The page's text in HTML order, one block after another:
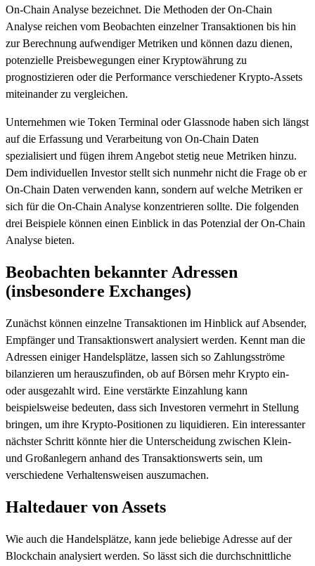
On-Chain Analyse bezeichnet. Die Methoden der On-Chain
Analyse reichen vom Beobachten einzelner Transaktionen bis hin
zur Berechnung aufwendiger Metriken und können dazu dienen,
potenzielle Preisbewegungen einer Kryptowährung zu
prognostizieren oder die Performance verschiedener Krypto-Assets
miteinander zu vergleichen.
Unternehmen wie Token Terminal oder Glassnode haben sich längst
auf die Erfassung und Verarbeitung von On-Chain Daten
spezialisiert und fügen ihrem Angebot stetig neue Metriken hinzu.
Dem individuellen Investor stellt sich nunmehr nicht die Frage ob er
On-Chain Daten verwenden kann, sondern auf welche Metriken er
sich für die On-Chain Analyse konzentrieren sollte. Die folgenden
drei Beispiele können einen Einblick in das Potenzial der On-Chain
Analyse bieten.
Beobachten bekannter Adressen
(insbesondere Exchanges)
Zunächst können einzelne Transaktionen im Hinblick auf Absender,
Empfänger und Transaktionswert analysiert werden. Kennt man die
Adressen einiger Handelsplätze, lassen sich so Zahlungsströme
bilanzieren um herauszufinden, ob auf Börsen mehr Krypto ein-
oder ausgezahlt wird. Eine verstärkte Einzahlung kann
beispielsweise bedeuten, dass sich Investoren vermehrt in Stellung
bringen, um ihre Krypto-Positionen zu liquidieren. Ein interessanter
nächster Schritt könnte hier die Unterscheidung zwischen Klein-
und Großanlegern anhand des Transaktionswerts sein, um
verschiedene Verhaltensweisen auszumachen.
Haltedauer von Assets
Wie auch die Handelsplätze, kann jede beliebige Adresse auf der
Blockchain analysiert werden. So lässt sich die durchschnittliche